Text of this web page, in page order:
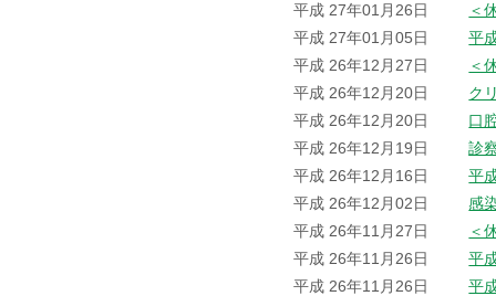
平成 27年01月26日
＜
平成 27年01月05日
平
平成 26年12月27日
＜
平成 26年12月20日
ク
平成 26年12月20日
口
平成 26年12月19日
診
平成 26年12月16日
平
平成 26年12月02日
感
平成 26年11月27日
＜
平成 26年11月26日
平
平成 26年11月26日
平